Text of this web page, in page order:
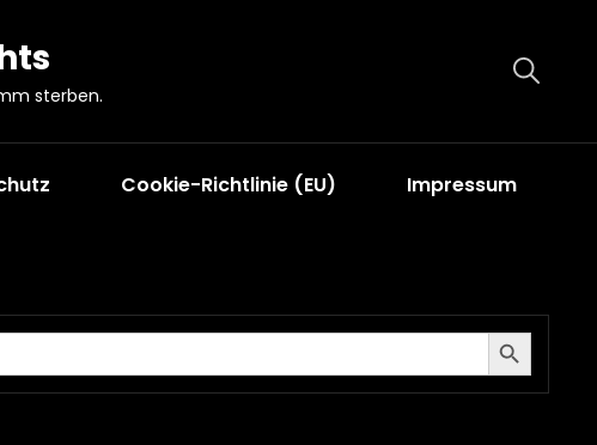
sterben.
Cookie-Richtlinie (EU) Impressum
Search Button